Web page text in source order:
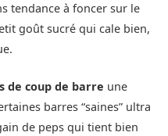
tendance à foncer sur le
goût sucré qui cale bien,
de coup de barre une
barres “saines” ultra
de peps qui tient bien